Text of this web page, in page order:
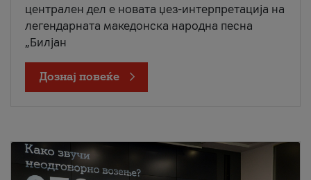
централен дел е новата џез-интерпретација на
легендарната македонска народна песна
„Билјан
Дознај повеќе